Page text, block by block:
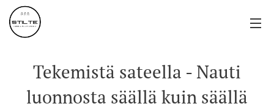
Tekemistä sateella - Nauti
luonnosta säällä kuin säällä